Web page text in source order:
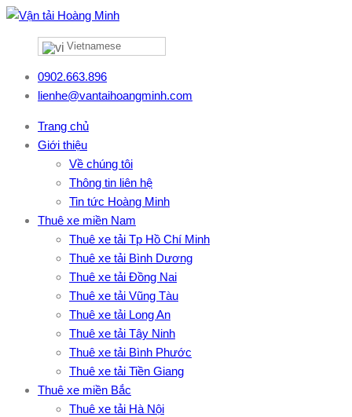
Vietnamese
0902.663.896
lienhe@vantaihoangminh.com
Trang chủ
Giới thiệu
Về chúng tôi
Thông tin liên hệ
Tin tức Hoàng Minh
Thuê xe miền Nam
Thuê xe tải Tp Hồ Chí Minh
Thuê xe tải Bình Dương
Thuê xe tải Đồng Nai
Thuê xe tải Vũng Tàu
Thuê xe tải Long An
Thuê xe tải Tây Ninh
Thuê xe tải Bình Phước
Thuê xe tải Tiền Giang
Thuê xe miền Bắc
Thuê xe tải Hà Nội